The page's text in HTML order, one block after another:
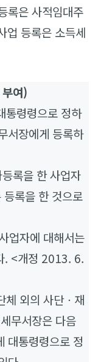
록은 사적임대주
업 등록은 소득세
여)
령령으로 정하
서장에게 등록하
록을 한 사업자
록을 한 것으로
업자에 대해서는
. <개정 2013. 6.
외의 사단ㆍ재
무서장은 다음
대통령령으로 정